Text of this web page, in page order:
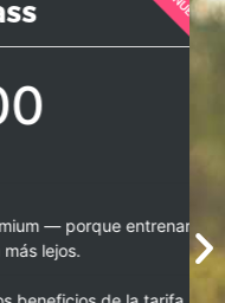
entrenar